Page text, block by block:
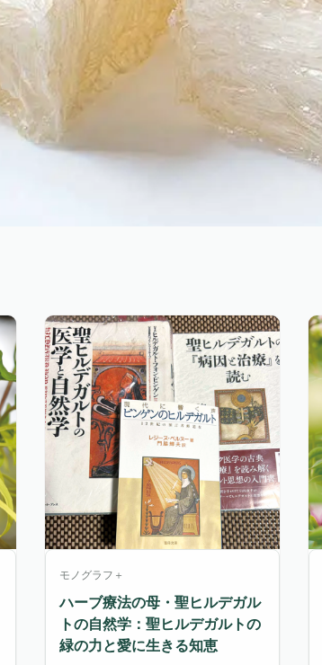
モノグラフ＋
ハーブ療法の母・聖ヒルデガル
トの自然学：聖ヒルデガルトの
緑の力と愛に生きる知恵